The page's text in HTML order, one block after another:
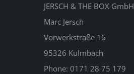
JERSCH & THE BOX GmbH
Marc Jersch
Vorwerkstraße 16
95326 Kulmbach
Phone: 0171 28 75 179